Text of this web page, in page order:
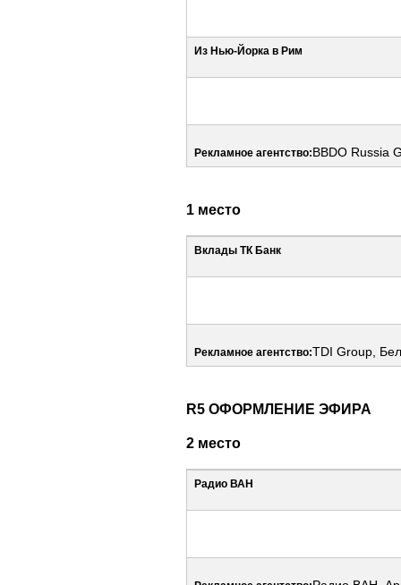
Из Нью-Йорка в Рим
Рекламное агентство:BBDO Russia
1 место
Вклады ТК Банк
Рекламное агентство:TDI Group,
R5 ОФОРМЛЕНИЕ ЭФИРА
2 место
Радио ВАН